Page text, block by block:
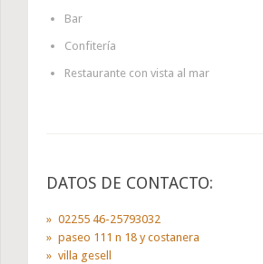
Bar
Confitería
Restaurante con vista al mar
DATOS DE CONTACTO:
02255 46-25793032
paseo 111 n 18 y costanera
villa gesell